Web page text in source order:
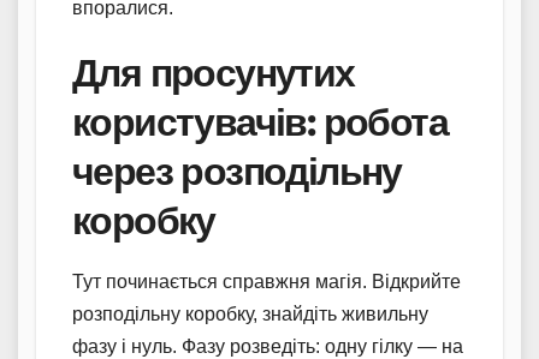
впоралися.
Для просунутих
користувачів: робота
через розподільну
коробку
Тут починається справжня магія. Відкрийте
розподільну коробку, знайдіть живильну
фазу і нуль. Фазу розведіть: одну гілку — на